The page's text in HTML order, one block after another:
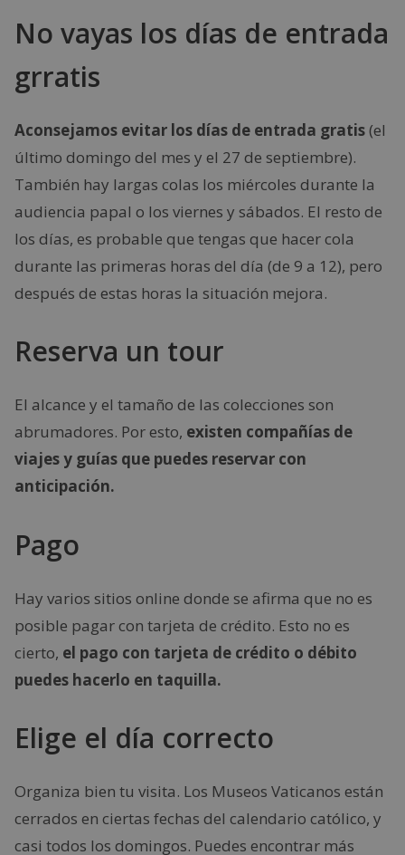
No vayas los días de entrada
grratis
Aconsejamos evitar los días de entrada gratis(el
último domingo del mes y el 27 de septiembre).
También hay largas colas los miércoles durante la
audiencia papal o los viernes y sábados. El resto de
los días, es probable que tengas que hacer cola
durante las primeras horas del día (de 9 a 12), pero
después de estas horas la situación mejora.
Reserva un tour
El alcance y el tamaño de las colecciones son
abrumadores. Por esto, existen compañías de
viajes y guías que puedes reservar con
anticipación.
Pago
Hay varios sitios online donde se afirma que no es
posible pagar con tarjeta de crédito. Esto no es
cierto, el pago con tarjeta de crédito o débito
puedes hacerlo en taquilla.
Elige el día correcto
Organiza bien tu visita. Los Museos Vaticanos están
cerrados en ciertas fechas del calendario católico, y
casi todos los domingos. Puedes encontrar más